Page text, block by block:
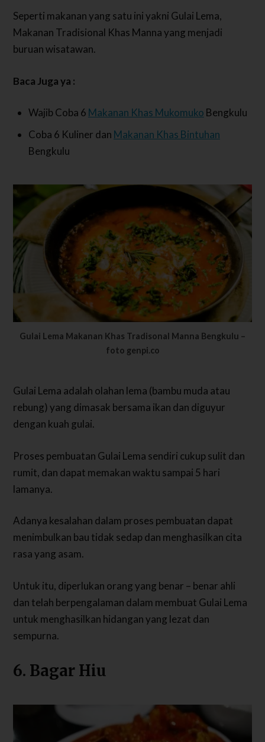
Seperti makanan yang satu ini yakni Gulai Lema,
Makanan Tradisional Khas Manna yang menjadi
buruan wisatawan.
Baca Juga ya :
Wajib Coba 6 Makanan Khas Mukomuko Bengkulu
Coba 6 Kuliner dan Makanan Khas Bintuhan
Bengkulu
Gulai Lema Makanan Khas Tradisonal Manna Bengkulu –
foto genpi.co
Gulai Lema adalah olahan lema (bambu muda atau
rebung) yang dimasak bersama ikan dan diguyur
dengan kuah gulai.
Proses pembuatan Gulai Lema sendiri cukup sulit dan
rumit, dan dapat memakan waktu sampai 5 hari
lamanya.
Adanya kesalahan dalam proses pembuatan dapat
menimbulkan bau tidak sedap dan menghasilkan cita
rasa yang asam.
Untuk itu, diperlukan orang yang benar – benar ahli
dan telah berpengalaman dalam membuat Gulai Lema
untuk menghasilkan hidangan yang lezat dan
sempurna.
6. Bagar Hiu